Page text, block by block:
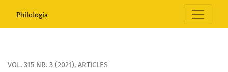
Amintirile ca rostire a ființei în romanele lui Vladimir
Philologia
VOL. 315 NR. 3 (2021), ARTICLES